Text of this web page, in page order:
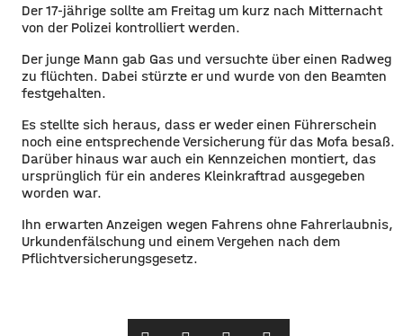
Der 17-jährige sollte am Freitag um kurz nach Mitternacht
von der Polizei kontrolliert werden.
Der junge Mann gab Gas und versuchte über einen Radweg
zu flüchten. Dabei stürzte er und wurde von den Beamten
festgehalten.
Es stellte sich heraus, dass er weder einen Führerschein
noch eine entsprechende Versicherung für das Mofa besaß.
Darüber hinaus war auch ein Kennzeichen montiert, das
ursprünglich für ein anderes Kleinkraftrad ausgegeben
worden war.
Ihn erwarten Anzeigen wegen Fahrens ohne Fahrerlaubnis,
Urkundenfälschung und einem Vergehen nach dem
Pflichtversicherungsgesetz.